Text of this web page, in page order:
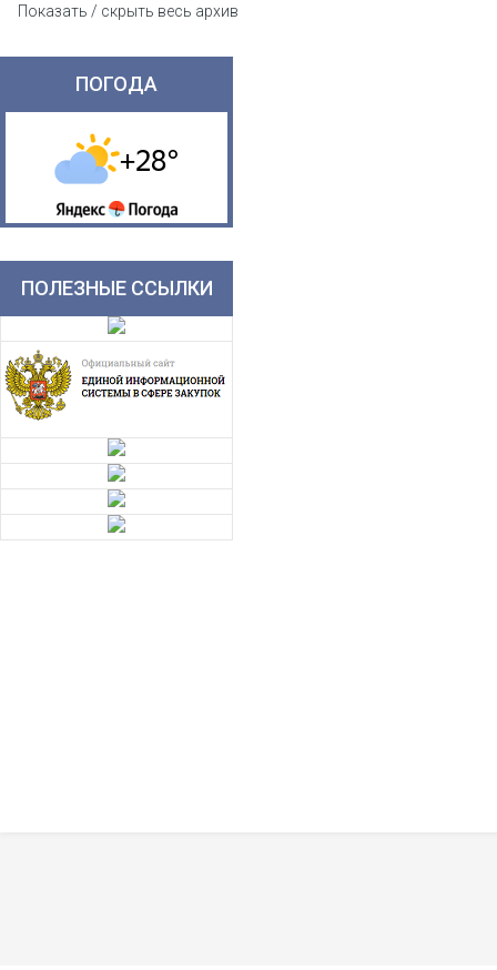
Показать / скрыть весь архив
ПОГОДА
ПОЛЕЗНЫЕ ССЫЛКИ